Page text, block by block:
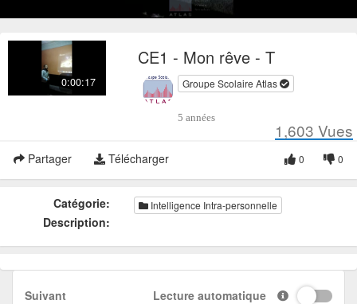
0:00:17
CE1 - Mon rêve - T
Groupe Scolaire Atlas
5 années
1,603 Vues
Partager Télécharger 0
0
Catégorie: Intelligence Intra-personnelle
Description:
Suivant Lecture automatique